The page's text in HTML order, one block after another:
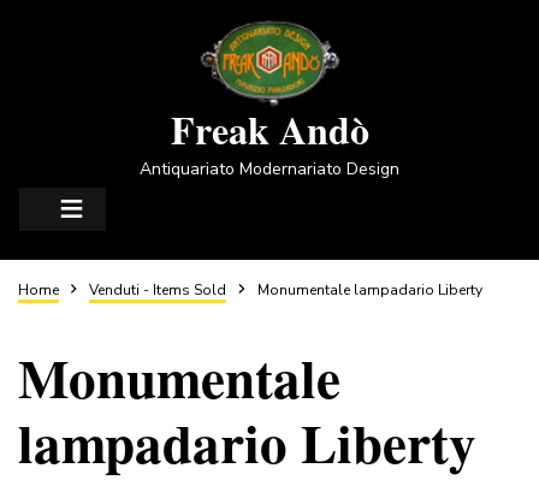
Freak Andò
Antiquariato Modernariato Design
Briciole
di
pane
Home Venduti - Items Sold Monumentale lampadario Liberty
Monumentale
lampadario Liberty